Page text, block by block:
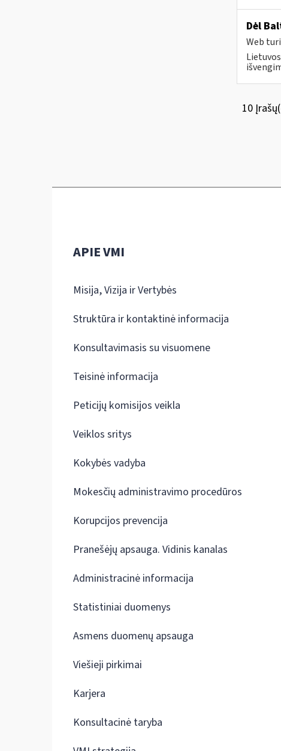
Dėl
Web
10
APIE VMI
Misija, Vizija ir Vertybės
Struktūra ir kontaktinė informacija
Konsultavimasis su visuomene
Teisinė informacija
Peticijų komisijos veikla
Veiklos sritys
Kokybės vadyba
Mokesčių administravimo procedūros
Korupcijos prevencija
Pranešėjų apsauga. Vidinis kanalas
Administracinė informacija
Statistiniai duomenys
Asmens duomenų apsauga
Viešieji pirkimai
Karjera
Konsultacinė taryba